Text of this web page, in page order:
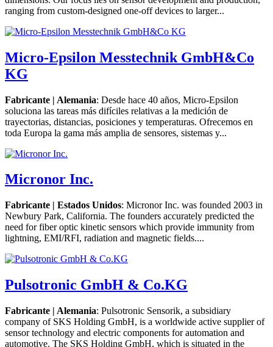
ranging from custom-designed one-off devices to larger...
Micro-Epsilon Messtechnik GmbH&Co
KG
Fabricante | Alemania: Desde hace 40 años, Micro-Epsilon
soluciona las tareas más difíciles relativas a la medición de
trayectorias, distancias, posiciones y temperaturas. Ofrecemos en
toda Europa la gama más amplia de sensores, sistemas y...
Micronor Inc.
Fabricante | Estados Unidos: Micronor Inc. was founded 2003 in
Newbury Park, California. The founders accurately predicted the
need for fiber optic kinetic sensors which provide immunity from
lightning, EMI/RFI, radiation and magnetic fields....
Pulsotronic GmbH & Co.KG
Fabricante | Alemania: Pulsotronic Sensorik, a subsidiary
company of SKS Holding GmbH, is a worldwide active supplier of
sensor technology and electric components for automation and
automotive. The SKS Holding GmbH, which is situated in the